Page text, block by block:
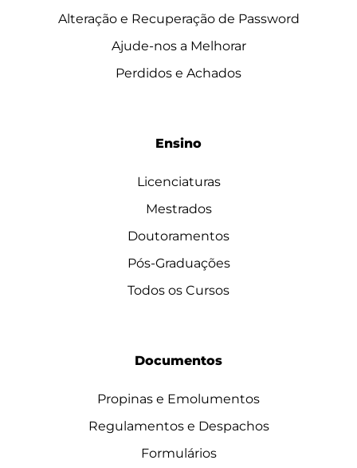
Alteração e Recuperação de Password
Ajude-nos a Melhorar
Perdidos e Achados
Ensino
Licenciaturas
Mestrados
Doutoramentos
Pós-Graduações
Todos os Cursos
Documentos
Propinas e Emolumentos
Regulamentos e Despachos
Formulários